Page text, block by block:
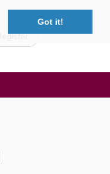
Got it!
Register